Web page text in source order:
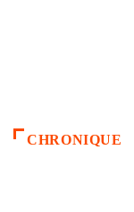
CHRONIQUE